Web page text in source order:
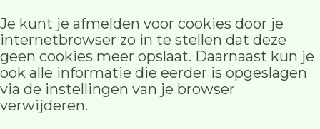
Je kunt je afmelden voor cookies door je
internetbrowser zo in te stellen dat deze
geen cookies meer opslaat. Daarnaast kun je
ook alle informatie die eerder is opgeslagen
via de instellingen van je browser
verwijderen.